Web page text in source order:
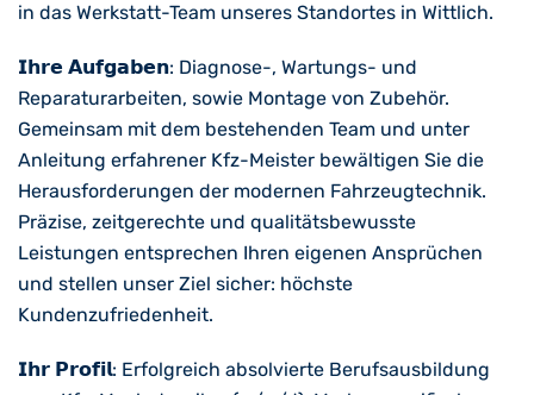
in das Werkstatt-Team unseres Standortes in Wittlich.
𝗜𝗵𝗿𝗲 𝗔𝘂𝗳𝗴𝗮𝗯𝗲𝗻: Diagnose-, Wartungs- und
Reparaturarbeiten, sowie Montage von Zubehör.
Gemeinsam mit dem bestehenden Team und unter
Anleitung erfahrener Kfz-Meister bewältigen Sie die
Herausforderungen der modernen Fahrzeugtechnik.
Präzise, zeitgerechte und qualitätsbewusste
Leistungen entsprechen Ihren eigenen Ansprüchen
und stellen unser Ziel sicher: höchste
Kundenzufriedenheit.
𝗜𝗵𝗿 𝗣𝗿𝗼𝗳𝗶𝗹: Erfolgreich absolvierte Berufsausbildung